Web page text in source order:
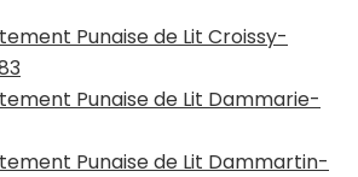
Punaise de Lit Croissy-
Punaise de Lit Dammarie-
Punaise de Lit Dammartin-